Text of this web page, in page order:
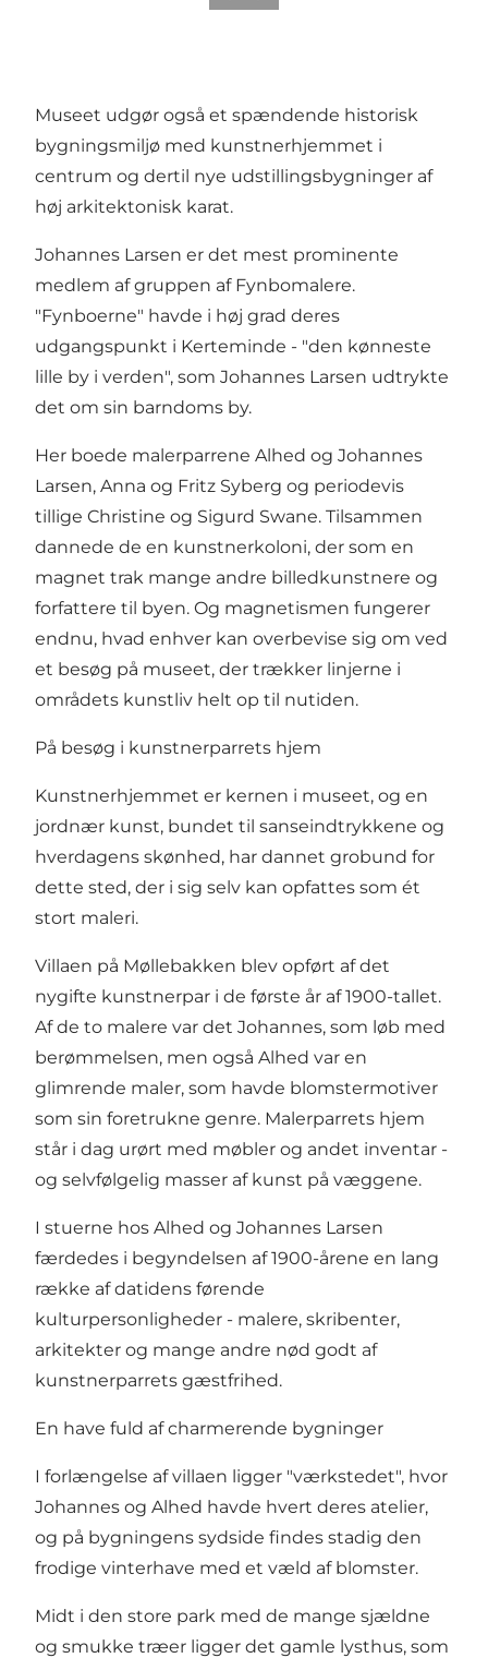
Museet udgør også et spændende historisk
bygningsmiljø med kunstnerhjemmet i
centrum og dertil nye udstillingsbygninger af
høj arkitektonisk karat.
Johannes Larsen er det mest prominente
medlem af gruppen af Fynbomalere.
"Fynboerne" havde i høj grad deres
udgangspunkt i Kerteminde - "den kønneste
lille by i verden", som Johannes Larsen udtrykte
det om sin barndoms by.
Her boede malerparrene Alhed og Johannes
Larsen, Anna og Fritz Syberg og periodevis
tillige Christine og Sigurd Swane. Tilsammen
dannede de en kunstnerkoloni, der som en
magnet trak mange andre billedkunstnere og
forfattere til byen. Og magnetismen fungerer
endnu, hvad enhver kan overbevise sig om ved
et besøg på museet, der trækker linjerne i
områdets kunstliv helt op til nutiden.
På besøg i kunstnerparrets hjem
Kunstnerhjemmet er kernen i museet, og en
jordnær kunst, bundet til sanseindtrykkene og
hverdagens skønhed, har dannet grobund for
dette sted, der i sig selv kan opfattes som ét
stort maleri.
Villaen på Møllebakken blev opført af det
nygifte kunstnerpar i de første år af 1900-tallet.
Af de to malere var det Johannes, som løb med
berømmelsen, men også Alhed var en
glimrende maler, som havde blomstermotiver
som sin foretrukne genre. Malerparrets hjem
står i dag urørt med møbler og andet inventar -
og selvfølgelig masser af kunst på væggene.
I stuerne hos Alhed og Johannes Larsen
færdedes i begyndelsen af 1900-årene en lang
række af datidens førende
kulturpersonligheder - malere, skribenter,
arkitekter og mange andre nød godt af
kunstnerparrets gæstfrihed.
En have fuld af charmerende bygninger
I forlængelse af villaen ligger "værkstedet", hvor
Johannes og Alhed havde hvert deres atelier,
og på bygningens sydside findes stadig den
frodige vinterhave med et væld af blomster.
Midt i den store park med de mange sjældne
og smukke træer ligger det gamle lysthus, som